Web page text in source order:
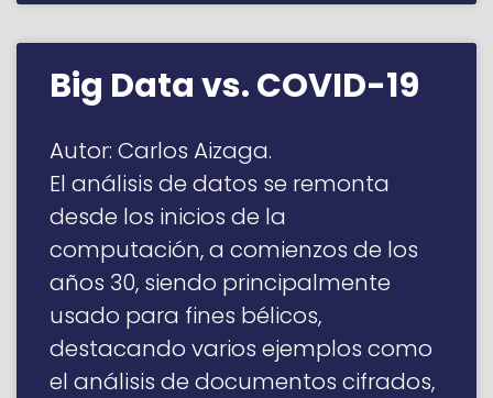
Big Data vs. COVID-19
Autor: Carlos Aizaga.
El análisis de datos se remonta
desde los inicios de la
computación, a comienzos de los
años 30, siendo principalmente
usado para fines bélicos,
destacando varios ejemplos como
el análisis de documentos cifrados,